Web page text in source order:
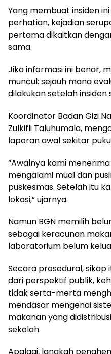
Yang membuat insiden
perhatian, kejadian
pertama dikaitkan
sama.
Jika informasi ini benar,
muncul: sejauh mana
dilakukan setelah insiden
Koordinator Badan Gizi
Zulkifli Taluhumala,
laporan awal sekitar
“Awalnya kami
mengalami mual dan
puskesmas. Setelah itu
lokasi,” ujarnya.
Namun BGN memilih
sebagai keracunan
laboratorium belum
Secara prosedural,
dari perspektif publik,
tidak serta-merta
mendasar mengenai
makanan yang
sekolah.